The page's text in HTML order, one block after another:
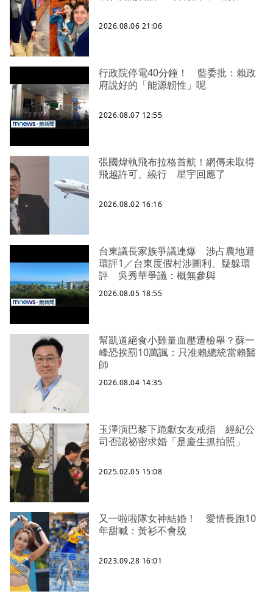
2026.08.06 21:06
行政院停電40分鐘！ 藍委批：賴政
府說好的「能源韌性」呢
2026.08.07 12:55
張國煒執飛布拉格首航！網傳未取得
飛越許可、繞行 星宇回應了
2026.08.02 16:16
台東議長家族爭議連爆 涉占農地避
環評1／台東度假村涉圖利、疑躲環
評 吳秀華爭議：概無參與
2026.08.05 18:55
幫凱道絕食小雞量血壓遭檢舉？蘇一
峰恐挨罰10萬諷：只准賴總統當賴醫
師
2026.08.04 14:35
玉澤演巴黎下跪獻女友戒指 經紀公
司否認祕密求婚「是慶生抓拍照」
2025.02.05 15:08
又一啦啦隊女神結婚！ 愛情長跑10
年甜喊：黃衫不會脫
2023.09.28 16:01